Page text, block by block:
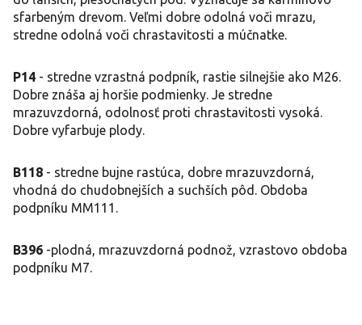
sfarbeným drevom. Veľmi dobre odolná voči mrazu,
stredne odolná voči chrastavitosti a múčnatke.
P14 - stredne vzrastná podpník, rastie silnejšie ako M26.
Dobre znáša aj horšie podmienky. Je stredne
mrazuvzdorná, odolnosť proti chrastavitosti vysoká.
Dobre vyfarbuje plody.
B118 - stredne bujne rastúca, dobre mrazuvzdorná,
vhodná do chudobnejších a suchších pôd. Obdoba
podpníku MM111.
B396 -plodná, mrazuvzdorná podnož, vzrastovo obdoba
podpníku M7.